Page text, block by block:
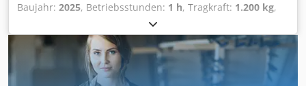
Baujahr: 2025, Betriebsstunden: 1 h, Tragkraft: 1.200 kg,
, Lastschwerpunkt:
Kraftstofftyp:elektrisch, Masttyp:Simplex, Bauhöhe:2.280
, Batteriespannung: 24 V, Gabellänge:1.150 mm ,
Gesamtgewicht:576 kg, 5108763 Seriennummer: OBWNL-
003130 Batteriedaten: 24 V, 60 Ah Codpjyv S Rmsfx Ab